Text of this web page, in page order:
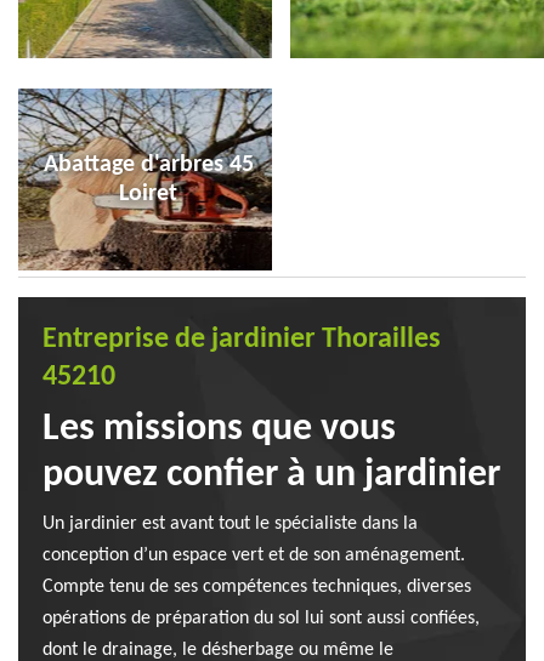
Abattage d'arbres 45
Loiret
Entreprise de jardinier Thorailles
45210
Les missions que vous
pouvez confier à un jardinier
Un jardinier est avant tout le spécialiste dans la
conception d’un espace vert et de son aménagement.
Compte tenu de ses compétences techniques, diverses
opérations de préparation du sol lui sont aussi confiées,
dont le drainage, le désherbage ou même le